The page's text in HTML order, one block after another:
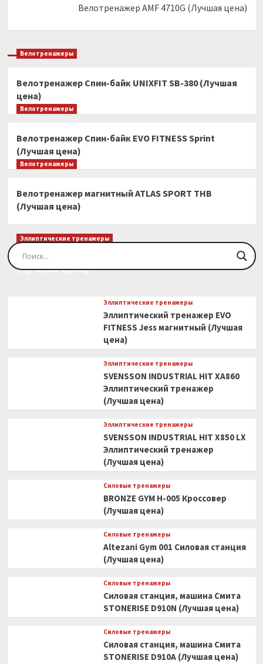
Велотренажер AMF 4710G (Лучшая цена)
Велотренажеры
Велотренажер Спин-байк UNIXFIT SB-380 (Лучшая
цена)
Велотренажеры
Велотренажер Спин-байк EVO FITNESS Sprint
(Лучшая цена)
Велотренажеры
Велотренажер магнитный ATLAS SPORT THB
(Лучшая цена)
Эллиптические тренажеры
Эллиптический тренажер EVO FITNESS Orion
(Лучшая цена)
Эллиптические тренажеры
Эллиптический тренажер EVO
FITNESS Jess магнитный (Лучшая
цена)
Эллиптические тренажеры
SVENSSON INDUSTRIAL HIT XA860
Эллиптический тренажер
(Лучшая цена)
Эллиптические тренажеры
SVENSSON INDUSTRIAL HIT X850 LX
Эллиптический тренажер
(Лучшая цена)
Силовые тренажеры
BRONZE GYM H-005 Кроссовер
(Лучшая цена)
Силовые тренажеры
Altezani Gym 001 Силовая станция
(Лучшая цена)
Силовые тренажеры
Силовая станция, машина Смита
STONERISE D910N (Лучшая цена)
Силовые тренажеры
Силовая станция, машина Смита
STONERISE D910A (Лучшая цена)